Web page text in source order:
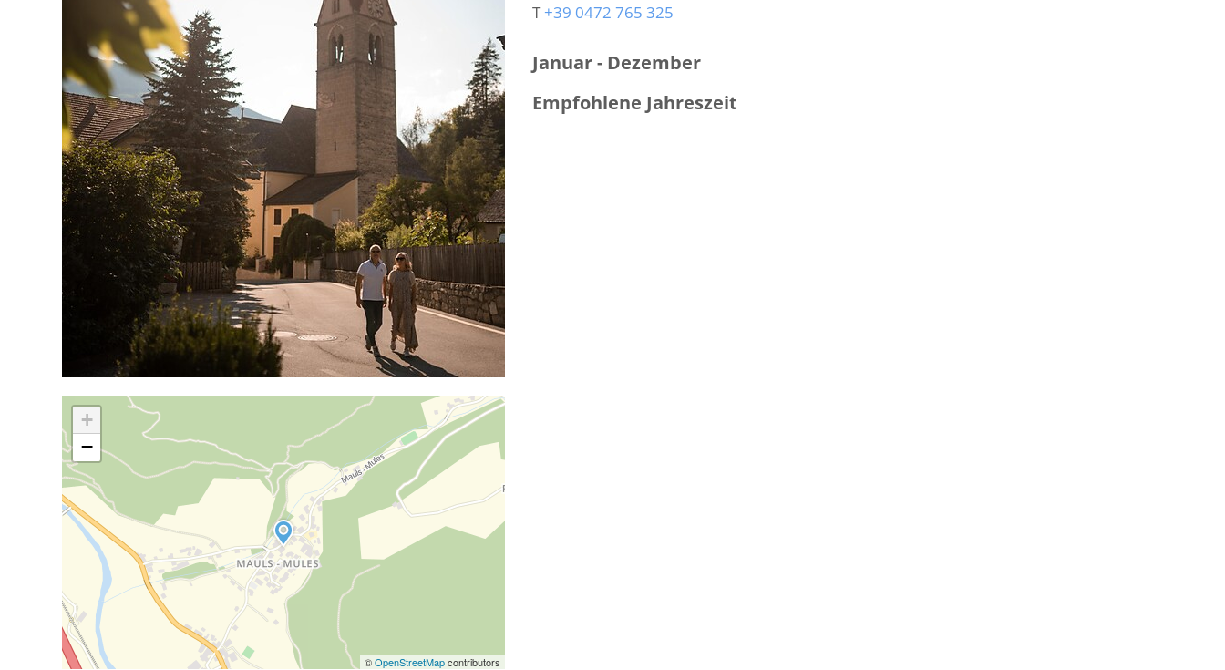
+
−
©OpenStreetMapcontributors
T+39 0472 765 325
Januar - Dezember
Empfohlene Jahreszeit